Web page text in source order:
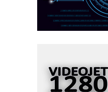
I.SAFE MOBILE
industrijsku
KIP KOP –
savremene
objekte